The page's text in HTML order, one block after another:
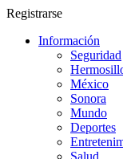
Registrarse
Información
Seguridad
México
Sonora
Mundo
Deportes
Salud